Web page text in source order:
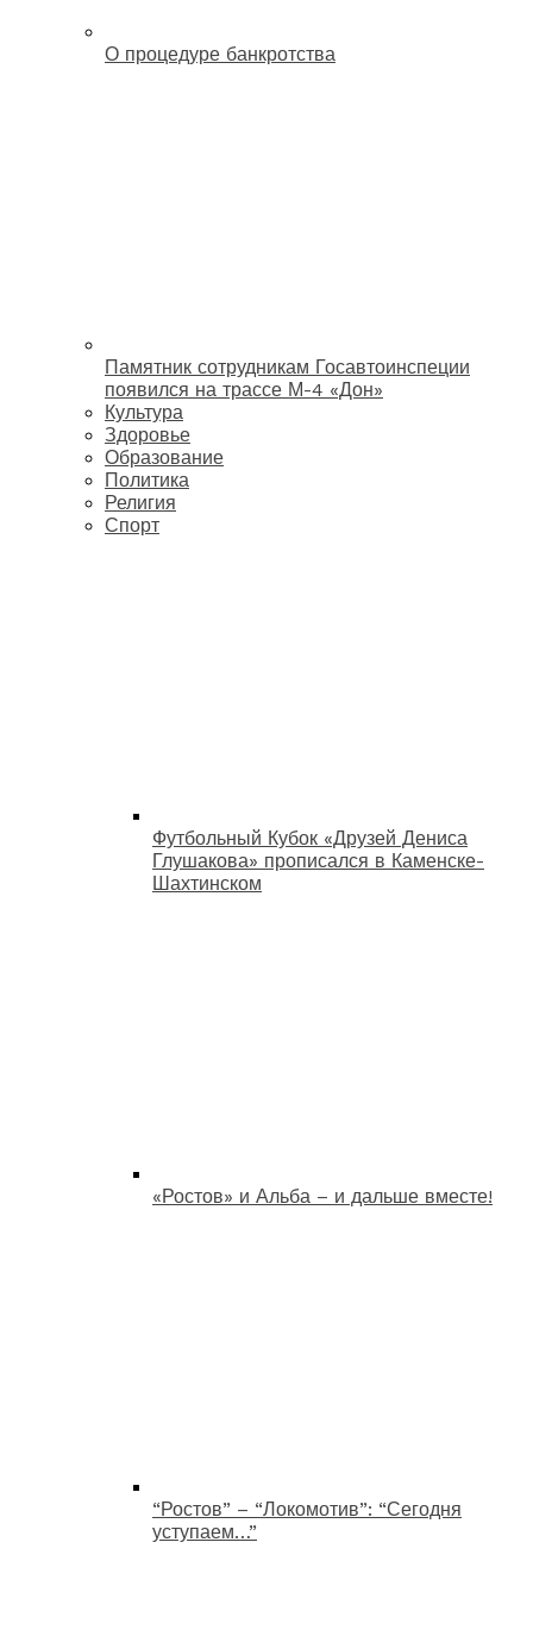
О процедуре банкротства
Памятник сотрудникам Госавтоинспеции
появился на трассе М-4 «Дон»
Культура
Здоровье
Образование
Политика
Религия
Спорт
Футбольный Кубок «Друзей Дениса
Глушакова» прописался в Каменске-
Шахтинском
«Ростов» и Альба – и дальше вместе!
“Ростов” – “Локомотив”: “Сегодня
уступаем…”